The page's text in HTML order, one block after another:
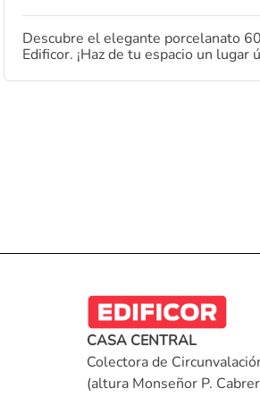
Descubre el elegante porcelanato
Edificor. ¡Haz de tu espacio un lugar
CASA CENTRAL
Colectora de
(altura Monseñor P.